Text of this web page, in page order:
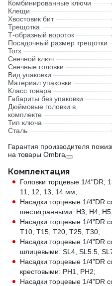
Комбинированные ключи
Клещи
Хвостовик бит
Трещотка
Т-образный вороток
Посадочный размер трещотки
Torx
Свечной ключ
Свечные головки
Вид упаковки
Материал упаковки
Класс товара
Габариты без упаковки
Дюймовые головки в
комплекте
Тип ключа
Сталь
Гарантия производителя
на товары Ombra
Комплектация
Головки торцевые 1/4"DR,
11, 12, 13, 14 мм;
Насадки торцевые 1/4"DR
шестигранными: H3, H4,
Насадки торцевые 1/4"DR
T10, T15, T20, T25, T30;
Насадки торцевые 1/4"DR
шлицевыми: SL4, SL5.5,
Насадки торцевые 1/4"DR
крестовыми: PH1, PH2;
Насадки торцевые 1/4"DR